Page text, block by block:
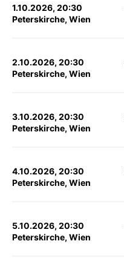
1.10.2026, 20:30
Peterskirche, Wien
2.10.2026, 20:30
Peterskirche, Wien
3.10.2026, 20:30
Peterskirche, Wien
4.10.2026, 20:30
Peterskirche, Wien
5.10.2026, 20:30
Peterskirche, Wien